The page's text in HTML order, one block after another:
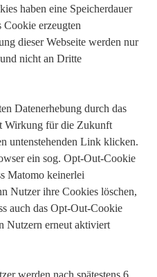
haben eine Speicherdauer
erzeugten
dieser Webseite werden nur
nicht an Dritte
Datenerhebung durch das
Wirkung für die Zukunft
untenstehenden Link klicken.
ein sog. Opt-Out-Cookie
Matomo keinerlei
Nutzer ihre Cookies löschen,
auch das Opt-Out-Cookie
Nutzern erneut aktiviert
werden nach spätestens 6